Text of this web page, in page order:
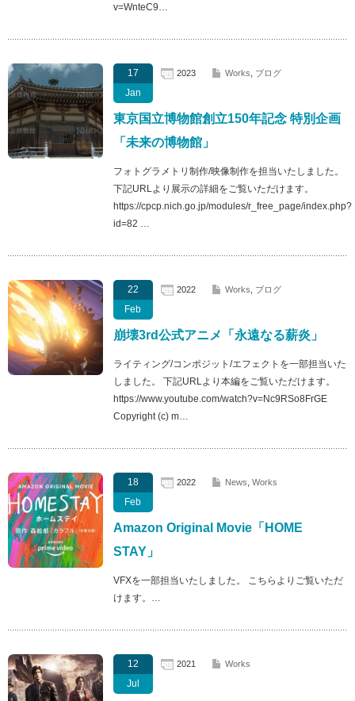
v=WnteC9…
17
Jan
2023 Works ブログ
東京国立博物館創立150年記念 特別企画
「未来の博物館」
フォトグラメトリ制作/映像制作を担当いたしました。
下記URLより展示の詳細をご覧いただけます。
https://cpcp.nich.go.jp/modules/r_free_page/index.php?
id=82 …
22
Feb
2022 Works ブログ
崩壊3rd公式アニメ「永遠なる薪炎」
ライティング/コンポジット/エフェクトを一部担当いた
しました。 下記URLより本編をご覧いただけます。
https://www.youtube.com/watch?v=Nc9RSo8FrGE
Copyright (c) m…
18
Feb
2022 News Works
Amazon Original Movie「HOME
STAY」
VFXを一部担当いたしました。 こちらよりご覧いただ
けます。…
12
Jul
2021 Works